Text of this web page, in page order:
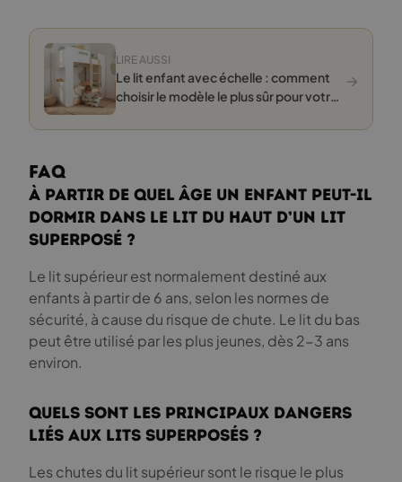
LIRE AUSSI
Le lit enfant avec échelle : comment
choisir le modèle le plus sûr pour votre
→
FAQ
À partir de quel âge un enfant peut-il
dormir dans le lit du haut d’un lit
superposé ?
Le lit supérieur est normalement destiné aux
enfants à partir de 6 ans, selon les normes de
sécurité, à cause du risque de chute. Le lit du bas
peut être utilisé par les plus jeunes, dès 2-3 ans
environ.
Quels sont les principaux dangers
liés aux lits superposés ?
Les chutes du lit supérieur sont le risque le plus